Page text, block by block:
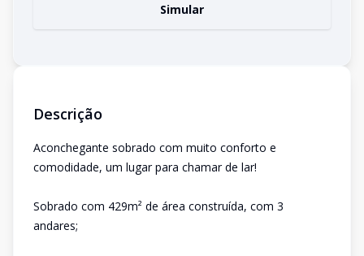
Simular
Descrição
Aconchegante sobrado com muito conforto e
comodidade, um lugar para chamar de lar!
Sobrado com 429m² de área construída, com 3
andares;